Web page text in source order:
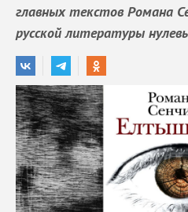
главных текстов Романа
русской литературы